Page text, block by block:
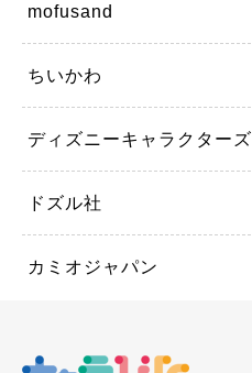
mofusand
ちいかわ
ディズニーキャラクターズ
ドズル社
カミオジャパン